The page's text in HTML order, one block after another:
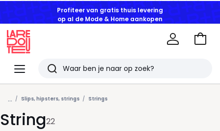
Profiteer van gratis thuis levering
op al de Mode & Home aankopen
Menu
Redoute
Zoeken
Laatst
bekeken
artikelen
Naar
... Slips, hipsters, strings Strings
String22